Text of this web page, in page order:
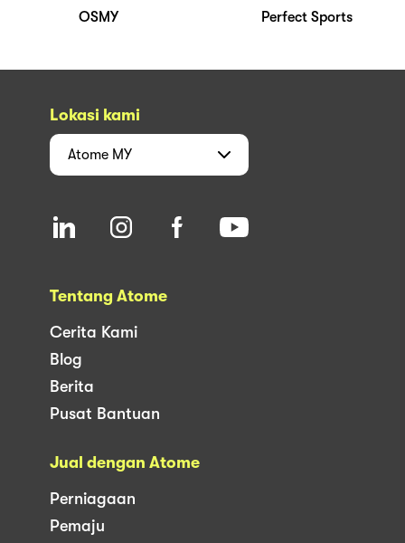
OSMY Perfect Sports
Lokasi kami
Atome MY
Tentang Atome
Cerita Kami
Blog
Berita
Pusat Bantuan
Jual dengan Atome
Perniagaan
Pemaju